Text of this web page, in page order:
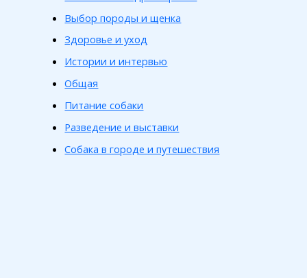
Выбор породы и щенка
Здоровье и уход
Истории и интервью
Общая
Питание собаки
Разведение и выставки
Собака в городе и путешествия